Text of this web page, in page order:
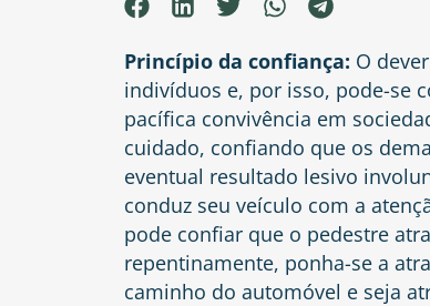
Princípio da confiança: O
indivíduos e, por isso, pode-se
pacífica convivência em
cuidado, confiando que os
eventual resultado lesivo
conduz seu veículo com a
pode confiar que o pedestre
repentinamente, ponha-se a
caminho do automóvel e seja